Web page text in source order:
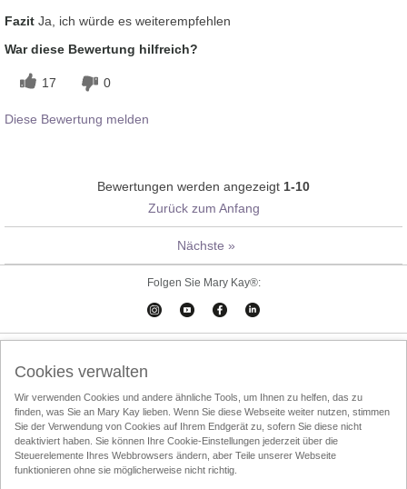
Fazit Ja, ich würde es weiterempfehlen
War diese Bewertung hilfreich?
17 0
Diese Bewertung melden
Bewertungen werden angezeigt 1-10
Zurück zum Anfang
Nächste »
Folgen Sie Mary Kay®:
Nutzungsbedingungen Datenschutzrichtlinien
Über den Direktvertrieb
Entsorgung
InTouch Schönheits-Consultant finden
Cookies verwalten
Wir verwenden Cookies und andere ähnliche Tools, um Ihnen zu helfen, das zu
finden, was Sie an Mary Kay lieben. Wenn Sie diese Webseite weiter nutzen, stimmen
Sie der Verwendung von Cookies auf Ihrem Endgerät zu, sofern Sie diese nicht
deaktiviert haben. Sie können Ihre Cookie-Einstellungen jederzeit über die
Steuerelemente Ihres Webbrowsers ändern, aber Teile unserer Webseite
funktionieren ohne sie möglicherweise nicht richtig.